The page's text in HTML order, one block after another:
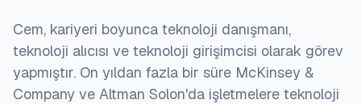
Müşteriler, gizlilik endişeleri, potansiyel sağlık
riskleri veya sadece değişime direnç nedeniyle
akıllı sayaçların uygulanmasına direnebilir.
Cem, kariyeri boyunca teknoloji danışmanı,
teknoloji alıcısı ve teknoloji girişimcisi olarak görev
yapmıştır. On yıldan fazla bir süre McKinsey &
Company ve Altman Solon'da işletmelere teknoloji